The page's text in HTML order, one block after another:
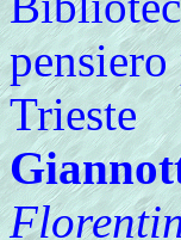
Trieste